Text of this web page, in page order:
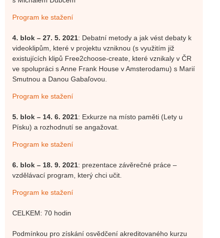
Program ke stažení
4. blok – 27. 5. 2021: Debatní metody a jak vést debaty k
videoklipům, které v projektu vzniknou (s využitím již
existujících klipů Free2choose-create, které vznikaly v ČR
ve spolupráci s Anne Frank House v Amsterodamu) s Marií
Smutnou a Danou Gabaľovou.
Program ke stažení
5. blok – 14. 6. 2021: Exkurze na místo paměti (Lety u
Písku) a rozhodnutí se angažovat.
Program ke stažení
6. blok – 18. 9. 2021: prezentace závěrečné práce –
vzdělávací program, který chci učit.
Program ke stažení
CELKEM: 70 hodin
Podmínkou pro získání osvědčení akreditovaného kurzu